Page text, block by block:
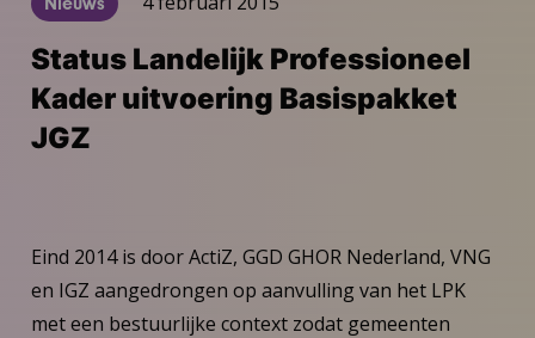
Status Landelijk Professioneel
Kader uitvoering Basispakket
JGZ
Eind 2014 is door ActiZ, GGD GHOR Nederland, VNG
en IGZ aangedrongen op aanvulling van het LPK
met een bestuurlijke context zodat gemeenten